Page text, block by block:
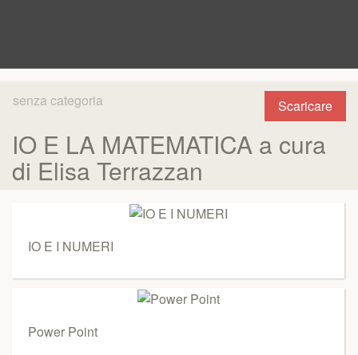
Scaricare
senza categoria
IO E LA MATEMATICA a cura
di Elisa Terrazzan
IO E I NUMERI
Power Point